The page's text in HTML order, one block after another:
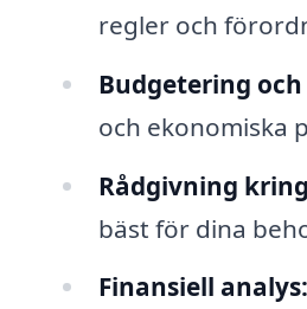
regler och
Budgetering
och ekonomiska
Rådgivning
bäst för dina
Finansiell analys: